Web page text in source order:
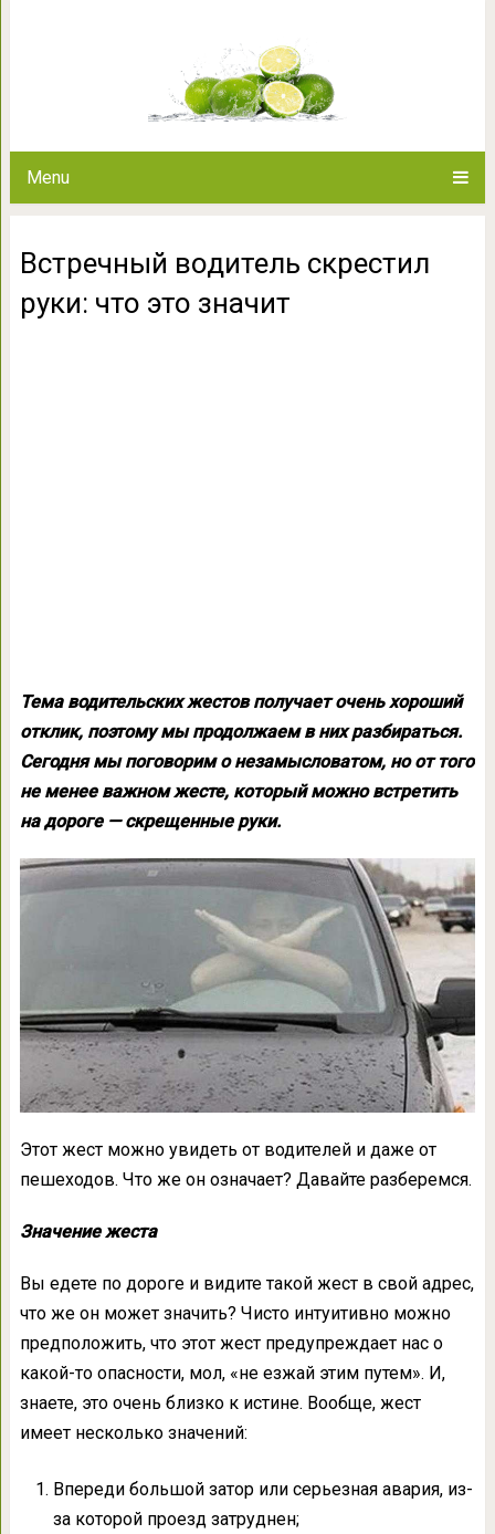
Menu
Встречный водитель скрестил
руки: что это значит
Тема водительских жестов получает очень хороший
отклик, поэтому мы продолжаем в них разбираться.
Сегодня мы поговорим о незамысловатом, но от того
не менее важном жесте, который можно встретить
на дороге — скрещенные руки.
Этот жест можно увидеть от водителей и даже от
пешеходов. Что же он означает? Давайте разберемся.
Значение жеста
Вы едете по дороге и видите такой жест в свой адрес,
что же он может значить? Чисто интуитивно можно
предположить, что этот жест предупреждает нас о
какой-то опасности, мол, «не езжай этим путем». И,
знаете, это очень близко к истине. Вообще, жест
имеет несколько значений:
Впереди большой затор или серьезная авария, из-
за которой проезд затруднен;